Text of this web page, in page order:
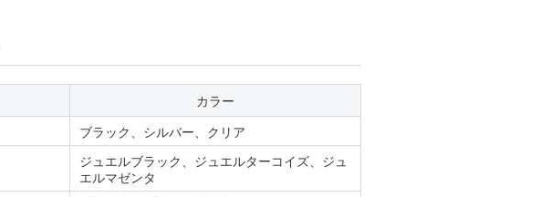
カラー
ブラック、シルバー、クリア
ジュエルブラック、ジュエルターコイズ、ジュ
エルマゼンタ